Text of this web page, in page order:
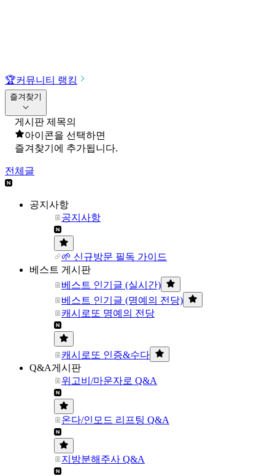
🏆커뮤니티 랭킹
즐겨찾기
게시판 제목의
아이콘을 선택하면
즐겨찾기에 추가됩니다.
전체글
공지사항
공지사항
🌱 신규방문 필독 가이드
베스트 게시판
베스트 인기글 (실시간)
베스트 인기글 (명예의 전당)
캐시로또 명예의 전당
캐시로또 인증&수다
Q&A게시판
위고비/마운자로 Q&A
온다/인모드 리프팅 Q&A
지방분해주사 Q&A